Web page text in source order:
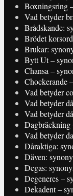
Boxningsring
Vad betyder
Brådskande:
Brödet
Brukar:
Bytt Ut –
Chansa –
Chockerande
Vad betyder
Vad betyder
Vad betyder
Dagbräckning
Vad betyder
Dåraktiga:
Däven:
Degas:
Degeneres –
Dekadent –